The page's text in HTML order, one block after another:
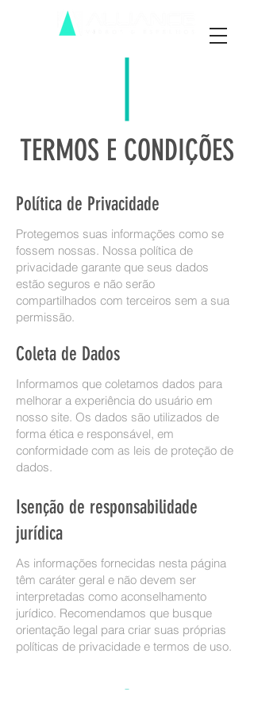
TERMOS E CONDIÇÕES
Política de Privacidade
Protegemos suas informações como se
fossem nossas. Nossa política de
privacidade garante que seus dados
estão seguros e não serão
compartilhados com terceiros sem a sua
permissão.
Coleta de Dados
Informamos que coletamos dados para
melhorar a experiência do usuário em
nosso site. Os dados são utilizados de
forma ética e responsável, em
conformidade com as leis de proteção de
dados.
Isenção de responsabilidade
jurídica
As informações fornecidas nesta página
têm caráter geral e não devem ser
interpretadas como aconselhamento
jurídico. Recomendamos que busque
orientação legal para criar suas próprias
políticas de privacidade e termos de uso.